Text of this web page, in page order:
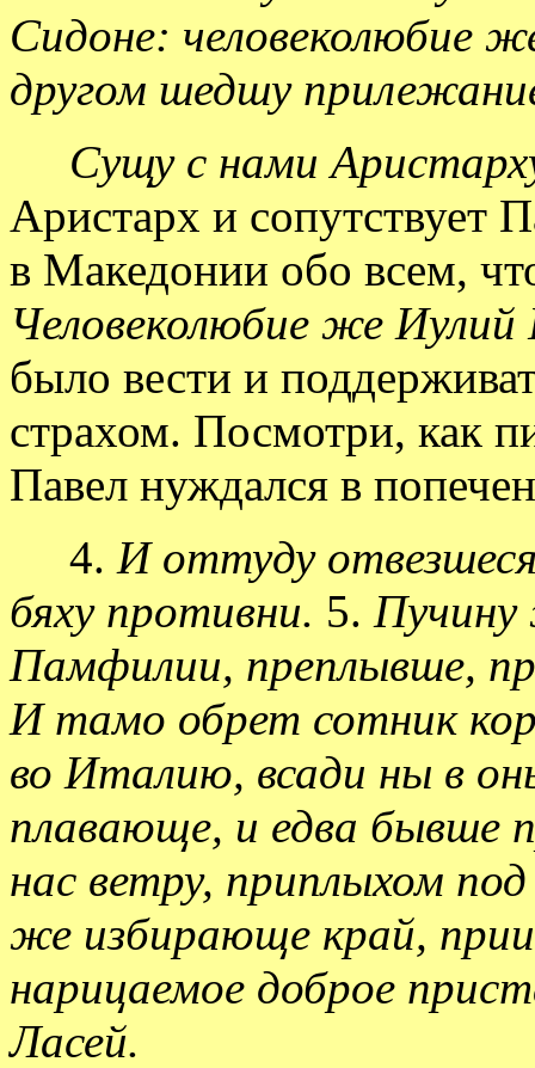
Сидоне: человеколюбие
другом шедшу
Сущу с нами
Аристарх и сопутствует
в Македонии обо всем,
Человеколюбие же Иулий
было вести и
страхом. Посмотри, как
Павел нуждался в
4. И оттуду
бяху противни. 5.
Памфилии, преплывше,
И тамо обрет сотник
во Италию, всади ны в
плавающе, и едва бывше
нас ветру, приплыхом
же избирающе край,
нарицаемое доброе
Ласей.